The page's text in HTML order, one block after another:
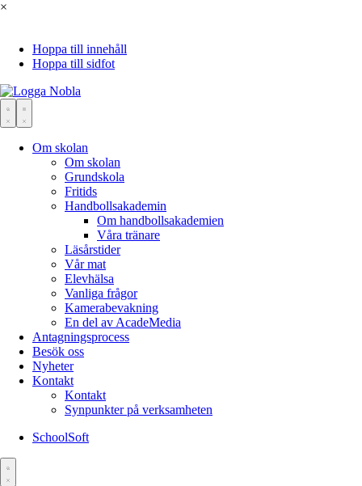
×
Hoppa till innehåll
Hoppa till sidfot
Om skolan
Om skolan
Grundskola
Fritids
Handbollsakademin
Om handbollsakademien
Våra tränare
Läsårstider
Vår mat
Elevhälsa
Vanliga frågor
Kamerabevakning
En del av AcadeMedia
Antagningsprocess
Besök oss
Nyheter
Kontakt
Kontakt
Synpunkter på verksamheten
SchoolSoft